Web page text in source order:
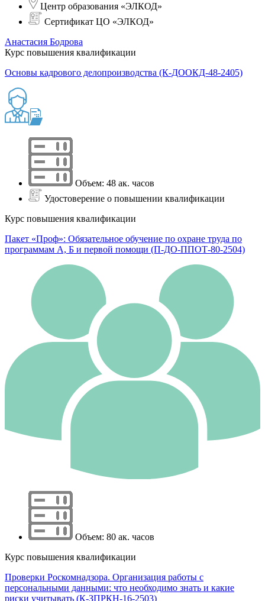
Центр образования «ЭЛКОД»
Сертификат ЦО «ЭЛКОД»
Анастасия Бодрова
Курс повышения квалификации
Основы кадрового делопроизводства (К-ДООКД-48-2405)
Объем: 48 ак. часов
Удостоверение о повышении квалификации
Курс повышения квалификации
Пакет «Проф»: Обязательное обучение по охране труда по
программам А, Б и первой помощи (П-ДО-ППОТ-80-2504)
Объем: 80 ак. часов
Курс повышения квалификации
Проверки Роскомнадзора. Организация работы с
персональными данными: что необходимо знать и какие
риски учитывать (К-ЗПРКН-16-2503)